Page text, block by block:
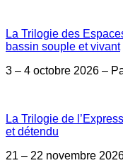
La Trilogie des
bassin souple et vivant
3 – 4 octobre 2026 –
La Trilogie de
et détendu
21 – 22 novembre